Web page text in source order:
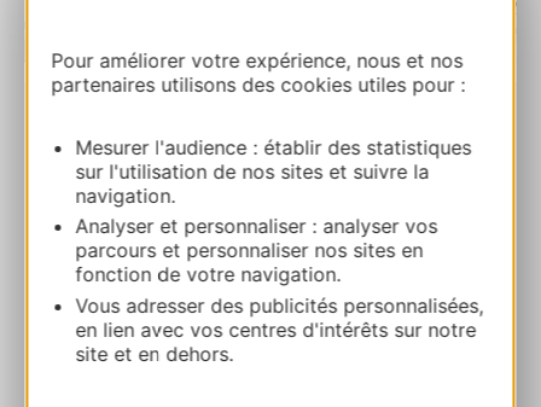
Pour améliorer votre expérience, nous et nos
partenaires utilisons des cookies utiles pour :
Mesurer l'audience : établir des statistiques
sur l'utilisation de nos sites et suivre la
navigation.
Analyser et personnaliser : analyser vos
parcours et personnaliser nos sites en
fonction de votre navigation.
Vous adresser des publicités personnalisées,
en lien avec vos centres d'intérêts sur notre
site et en dehors.
| Map data © OpenStreetMap contributors
20 Avenue St Sernin 81130 CAGNAC-LES-
MINES
Route & access
05 63 53 91 70